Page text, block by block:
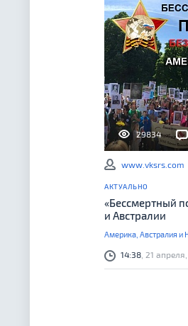
29834
www.vksrs.com
АКТУАЛЬНО
«Бессмертный
и Австралии
Америка, Австралия и
14:38 , 21